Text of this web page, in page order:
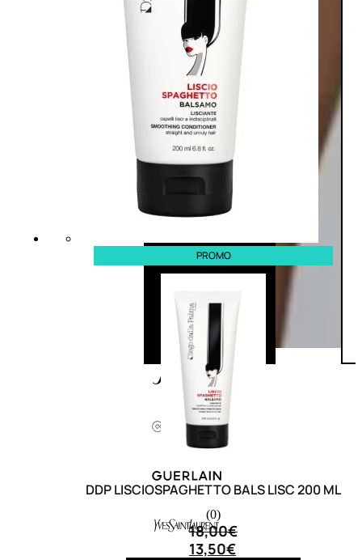
PROMO
DDP LISCIOSPAGHETTO BALS LISC 200 ML
(0)
18,00€
13,50€